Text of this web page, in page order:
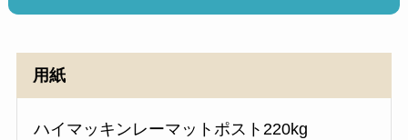
用紙
ハイマッキンレーマットポスト220kg